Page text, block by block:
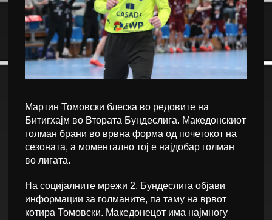
Мартин Томовски блеска во редовите на
Битигхајм во Втората Бундеслига. Македонскиот
голман брани во врвна форма од почетокот на
сезоната, а моментално тој е најдобар голман
во лигата.
На социјалните мрежи 2. Бундеслига објави
информации за голманите, па таму на врвот
котира Томовски. Македонецот има најмногу